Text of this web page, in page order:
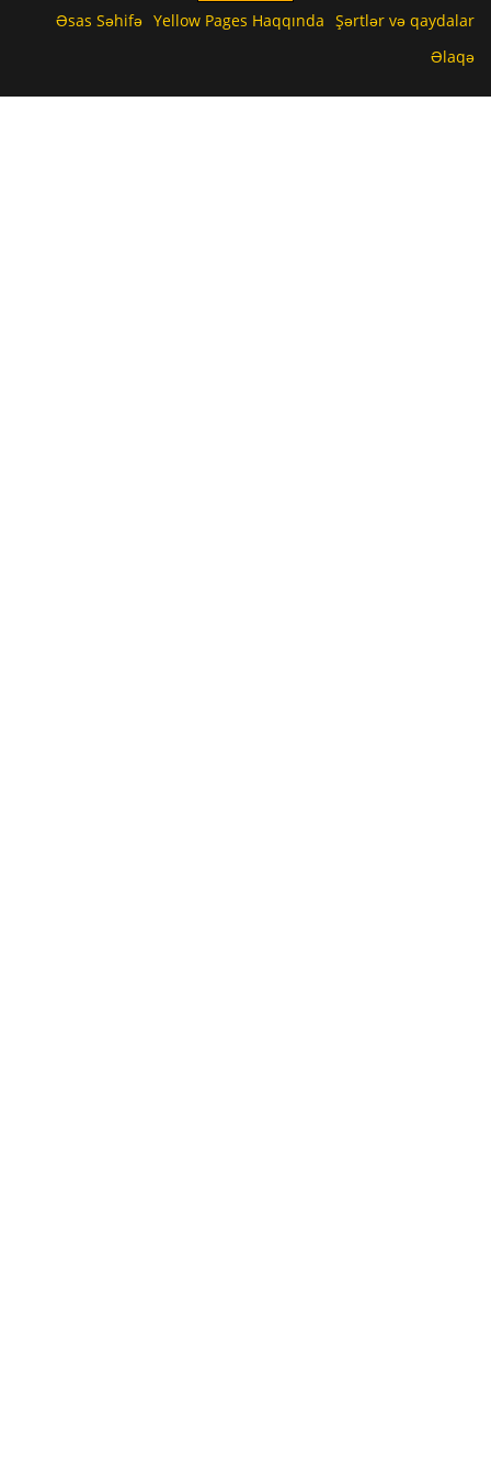
Əsas Səhifə Yellow Pages Haqqında Şərtlər və qaydalar
Əlaqə